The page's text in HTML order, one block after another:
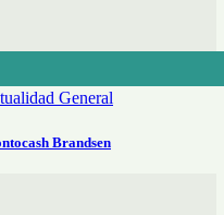
General
Brandsen